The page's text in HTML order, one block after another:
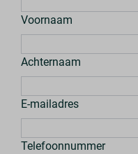
Voornaam
Achternaam
E-mailadres
Telefoonnummer